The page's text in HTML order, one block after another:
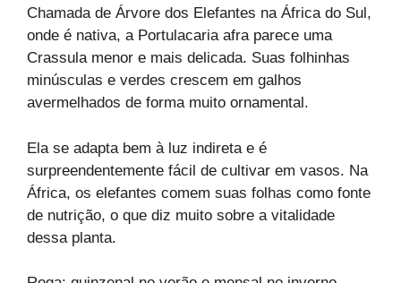
Chamada de Árvore dos Elefantes na África do Sul,
onde é nativa, a Portulacaria afra parece uma
Crassula menor e mais delicada. Suas folhinhas
minúsculas e verdes crescem em galhos
avermelhados de forma muito ornamental.
Ela se adapta bem à luz indireta e é
surpreendentemente fácil de cultivar em vasos. Na
África, os elefantes comem suas folhas como fonte
de nutrição, o que diz muito sobre a vitalidade
dessa planta.